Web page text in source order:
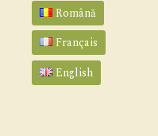
Română
Français
English